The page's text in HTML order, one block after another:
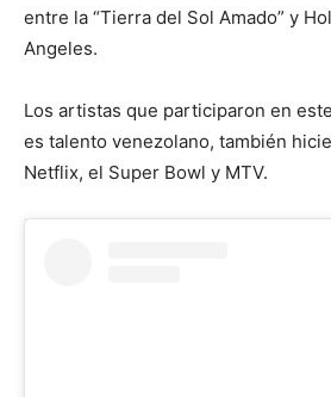
entre la “Tierra del Sol Amado” y
Angeles.
Los artistas que participaron en
es talento venezolano, también
Netflix, el Super Bowl y MTV.